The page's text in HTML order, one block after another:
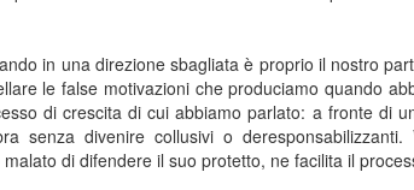
in una direzione sbagliata è proprio il nostro
le false motivazioni che produciamo quando
di crescita di cui abbiamo parlato: a fronte di
senza divenire collusivi o
di difendere il suo protetto, ne facilita il